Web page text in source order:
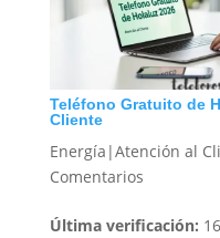
Teléfono Gratuito de
Cliente
Energía|Atención al
Comentarios
Última verificación: